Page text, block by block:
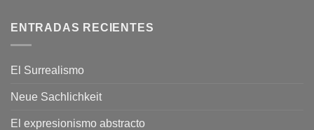
ENTRADAS RECIENTES
El Surrealismo
Neue Sachlichkeit
El expresionismo abstracto